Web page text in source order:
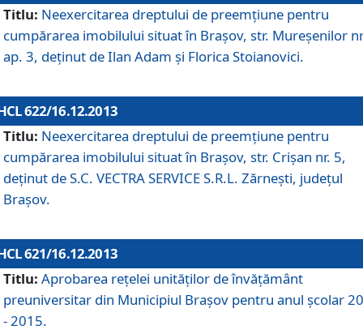
Titlu: Neexercitarea dreptului de preemţiune pentru
cumpărarea imobilului situat în Braşov, str. Mureşenilor
ap. 3, deţinut de Ilan Adam şi Florica Stoianovici.
622/16.12.2013
Titlu: Neexercitarea dreptului de preemţiune pentru
cumpărarea imobilului situat în Braşov, str. Crişan nr. 5,
deţinut de S.C. VECTRA SERVICE S.R.L. Zărneşti, judeţul
Braşov.
621/16.12.2013
Titlu: Aprobarea reţelei unităţilor de învăţământ
preuniversitar din Municipiul Braşov pentru anul şcolar
- 2015.